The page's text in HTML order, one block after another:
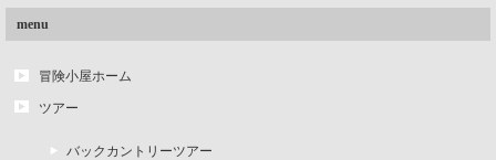
menu
冒険小屋ホーム
ツアー
バックカントリーツアー